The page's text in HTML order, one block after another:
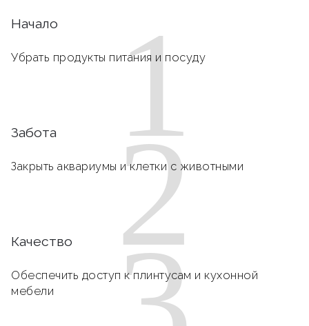
1
Начало
Убрать продукты питания и посуду
2
Забота
Закрыть аквариумы и клетки с животными
Качество
Обеспечить доступ к плинтусам и кухонной
мебели